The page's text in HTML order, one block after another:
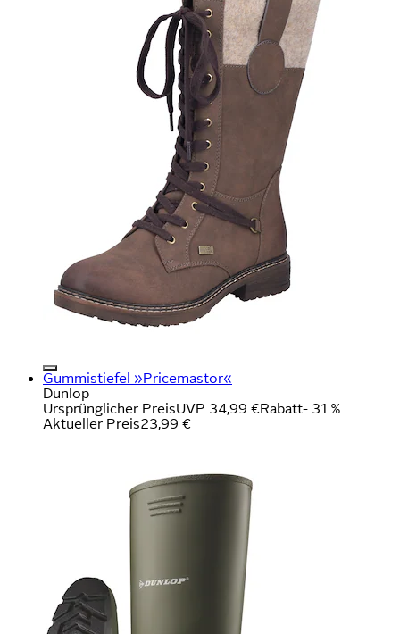
Gummistiefel »Pricemastor«
Dunlop
Ursprünglicher PreisUVP 34,99 €Rabatt- 31 %
Aktueller Preis23,99 €